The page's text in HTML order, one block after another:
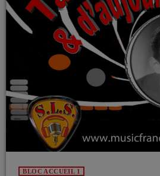
BLOC ACCUEIL 1